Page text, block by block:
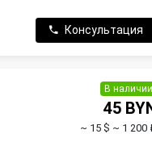
Консультация
В наличии
45
~ 15 $ ~ 1 200